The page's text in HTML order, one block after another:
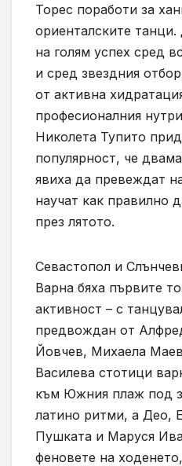
Торес поработи за
ориенталските
на голям успех сред
и сред звездния
от активна
професионалния
Николета Тупито
популярност, че
явиха да превеждат
научат как правилно
през лятото.
Севастопол и
Варна бяха първите
активност – с
предвождан от
Йовчев, Михаела
Василева стотици
към Южния плаж под
латино ритми, а Део,
Пушката и Маруся
феновете на